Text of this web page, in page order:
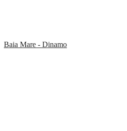
Baia Mare - Dinamo